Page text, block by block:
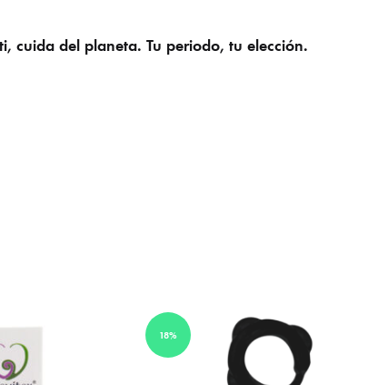
cuida del planeta. Tu periodo, tu elección.
18%